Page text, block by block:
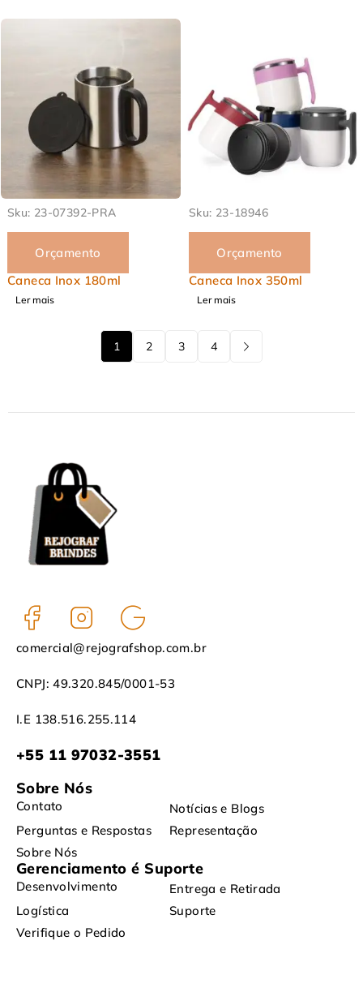
Sku: 23-07392-PRA
Orçamento
Caneca Inox 180ml
Ler mais
Sku: 23-18946
Orçamento
Caneca Inox 350ml
Ler mais
1 2 3 4
comercial@rejografshop.com.br
CNPJ: 49.320.845/0001-53
I.E 138.516.255.114
+55 11 97032-3551
Sobre Nós
Contato
Notícias e Blogs
Perguntas e Respostas
Representação
Sobre Nós
Gerenciamento é Suporte
Desenvolvimento
Entrega e Retirada
Logística
Suporte
Verifique o Pedido